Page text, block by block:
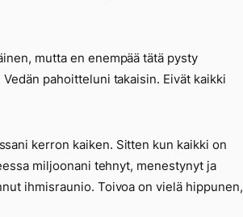
mutta en enempää tätä pysty
pahoitteluni takaisin. Eivät kaikki
kerron kaiken. Sitten kun kaikki on
miljoonani tehnyt, menestynyt ja
ihmisraunio. Toivoa on vielä hippunen,